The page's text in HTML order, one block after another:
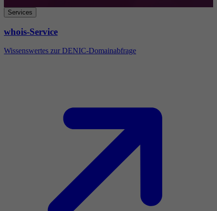
Services
whois-Service
Wissenswertes zur DENIC-Domainabfrage